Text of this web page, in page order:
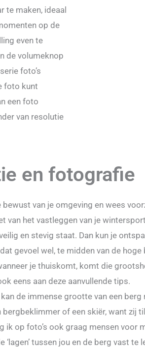
te maken, ideaal
op de
even te
de volumeknop
foto’s
foto kunt
een foto
van resolutie
en fotografie
van je omgeving en wees
van het vastleggen van je
en stevig staat. Dan kun je
gevoel wel, te midden van de
je thuiskomt, komt die
eens aan deze aanvullende tips.
de immense grootte van een
of een skiër, want zij
ik op foto’s ook graag mensen voor
‘lagen’ tussen jou en de berg vast